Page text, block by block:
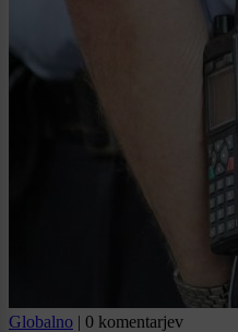
Globalno | 0 komentarjev